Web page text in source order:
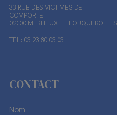
33 RUE DES VICTIMES DE
COMPORTET
02000 MERLIEUX-ET-FOUQUEROLLES
TEL : 03 23 80 03 03
CONTACT
Nom